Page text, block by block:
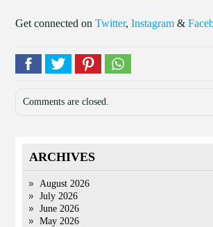
Get connected onTwitter,Instagram &
Comments are closed.
ARCHIVES
August 2026
July 2026
June 2026
May 2026